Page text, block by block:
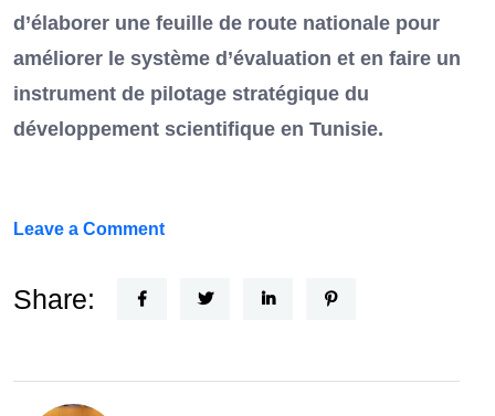
d’élaborer une feuille de route nationale pour
améliorer le système d’évaluation et en faire un
instrument de pilotage stratégique du
développement scientifique en Tunisie.
Leave a Commenton
Horizon
la
Share: